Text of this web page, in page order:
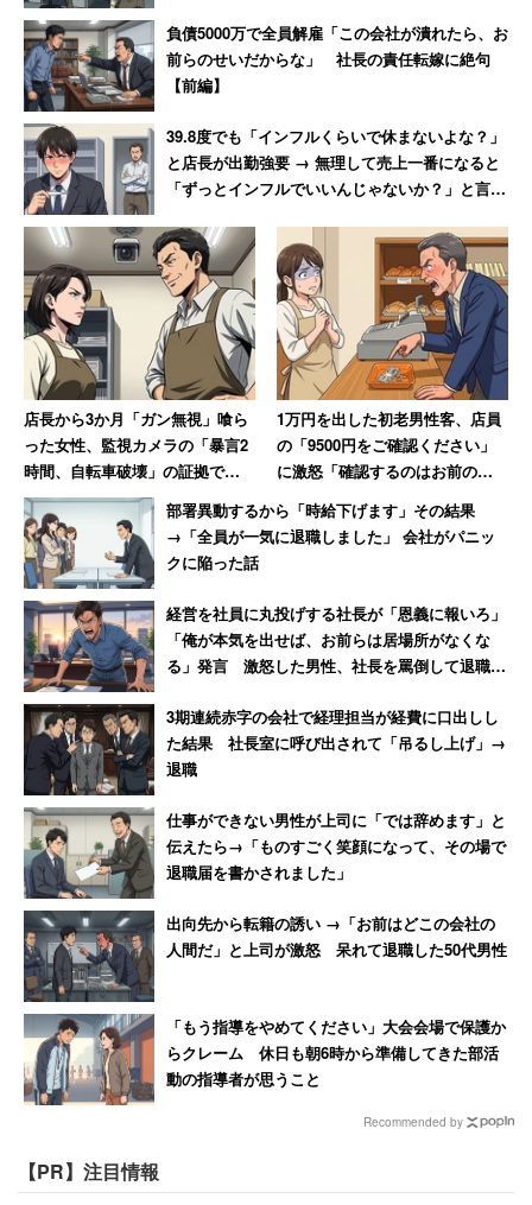
負債5000万で全員解雇「この会社が潰れたら、お
前らのせいだからな」 社長の責任転嫁に絶句
【前編】
39.8度でも「インフルくらいで休まないよな？」
と店長が出勤強要 → 無理して売上一番になると
「ずっとインフルでいいんじゃないか？」と言わ
店長から3か月「ガン無視」喰ら
った女性、監視カメラの「暴言2
時間、自転車破壊」の証拠で反
撃 → 店長はクビ、その後店も潰
れる
1万円を出した初老男性客、店員
の「9500円をご確認ください」
に激怒「確認するのはお前の仕
事だろ!」→妻には頭が上がらず
大人しくなる
部署異動するから「時給下げます」その結果
→「全員が一気に退職しました」 会社がパニッ
クに陥った話
経営を社員に丸投げする社長が「恩義に報いろ」
「俺が本気を出せば、お前らは居場所がなくな
る」発言 激怒した男性、社長を罵倒して退職
3期連続赤字の会社で経理担当が経費に口出しし
た結果 社長室に呼び出されて「吊るし上げ」→
退職
仕事ができない男性が上司に「では辞めます」と
伝えたら→「ものすごく笑顔になって、その場で
退職届を書かされました」
出向先から転籍の誘い →「お前はどこの会社の
人間だ」と上司が激怒 呆れて退職した50代男性
「もう指導をやめてください」大会会場で保護か
らクレーム 休日も朝6時から準備してきた部活
動の指導者が思うこと
Recommended by
【PR】注目情報